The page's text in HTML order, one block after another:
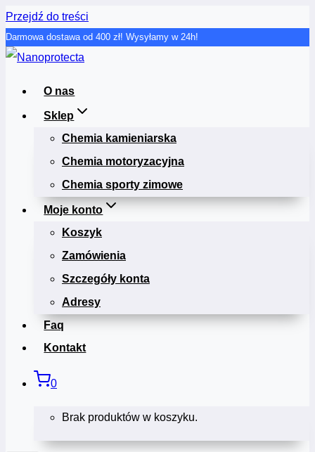
Przejdź do treści
Darmowa dostawa od 400 zł! Wysyłamy w 24h!
O nas
Sklep
Chemia kamieniarska
Chemia motoryzacyjna
Chemia sporty zimowe
Moje konto
Koszyk
Zamówienia
Szczegóły konta
Adresy
Faq
Kontakt
0
Brak produktów w koszyku.